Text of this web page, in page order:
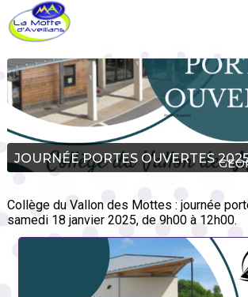
JOURNÉE PORTES OUVERTES
Collège du Vallon des Mottes : journée
samedi 18 janvier 2025, de 9h00 à 12h00.